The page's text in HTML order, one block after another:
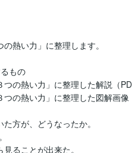
熱い力」に整理します。
もの
の熱い力」に整理した解説（
つの熱い力」に整理した図解画像
方が、どうなったか。
ることが出来た。